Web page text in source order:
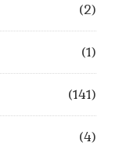
(2)
(1)
(141)
(4)